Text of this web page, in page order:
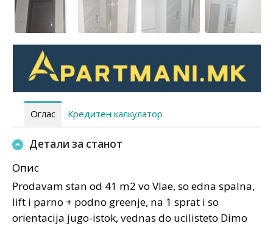
Оглас Кредитен калкулатор
Детали за станот
Опис
Prodavam stan od 41 m2 vo Vlae, so edna spalna,
lift i parno + podno greenje, na 1 sprat i so
orientacija jugo-istok, vednas do ucilisteto Dimo